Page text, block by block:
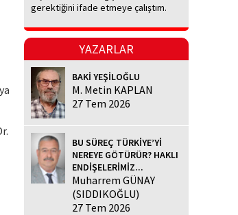
gerektiğini ifade etmeye çalıştım.
YAZARLAR
BAKİ YEŞİLOĞLU
M. Metin KAPLAN
27 Tem 2026
BU SÜREÇ TÜRKİYE’Yİ
NEREYE GÖTÜRÜR? HAKLI
ENDİŞELERİMİZ...
Muharrem GÜNAY
(SIDDIKOĞLU)
27 Tem 2026